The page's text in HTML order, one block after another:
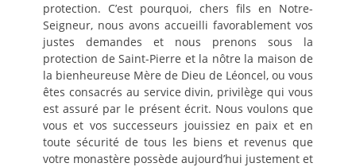
protection. C’est pourquoi, chers fils en Notre-
Seigneur, nous avons accueilli favorablement vos
justes demandes et nous prenons sous la
protection de Saint-Pierre et la nôtre la maison de
la bienheureuse Mère de Dieu de Léoncel, ou vous
êtes consacrés au service divin, privilège qui vous
est assuré par le présent écrit. Nous voulons que
vous et vos successeurs jouissiez en paix et en
toute sécurité de tous les biens et revenus que
votre monastère possède aujourd’hui justement et